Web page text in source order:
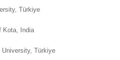
Türkiye
Kota, India
Türkiye